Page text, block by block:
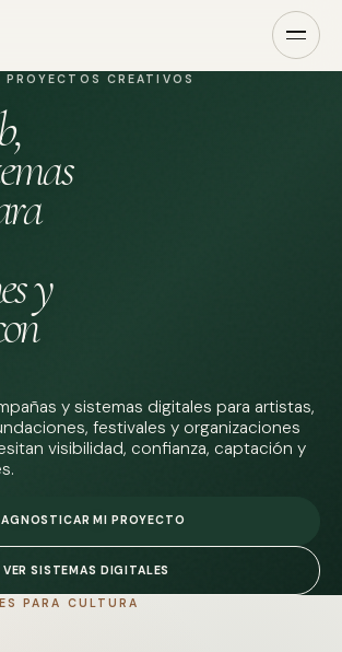
CREATIVOS
y
y sistemas digitales para artistas,
festivales y organizaciones
visibilidad, confianza, captación y
MI PROYECTO
VER SISTEMAS DIGITALES
PARA CULTURA